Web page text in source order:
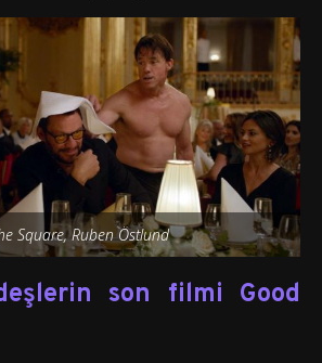
Square, Ruben Östlund
son filmi Good